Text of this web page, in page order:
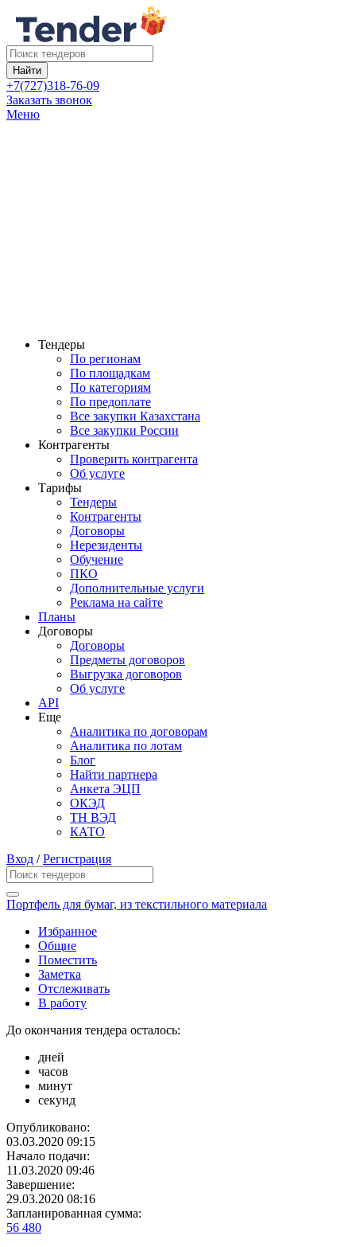
Найти
+7(727)318-76-09
Заказать звонок
Меню
Тендеры
По регионам
По площадкам
По категориям
По предоплате
Все закупки Казахстана
Все закупки России
Контрагенты
Проверить контрагента
Об услуге
Тарифы
Тендеры
Контрагенты
Договоры
Нерезиденты
Обучение
ПКО
Дополнительные услуги
Реклама на сайте
Планы
Договоры
Договоры
Предметы договоров
Выгрузка договоров
Об услуге
API
Еще
Аналитика по договорам
Аналитика по лотам
Блог
Найти партнера
Анкета ЭЦП
ОКЭД
ТН ВЭД
КАТО
Вход /Регистрация
Портфель для бумаг, из текстильного материала
Избранное
Общие
Поместить
Заметка
Отслеживать
В работу
До окончания тендера осталось:
дней
часов
минут
секунд
Опубликовано:
03.03.2020 09:15
Начало подачи:
11.03.2020 09:46
Завершение:
29.03.2020 08:16
Запланированная сумма:
56 480